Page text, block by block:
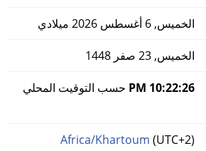
الخميس, 6 أغسطس 2026 ميلادي
الخميس, 23 صفر 1448
10:22:26 PM
حسب التوقيت المحلي
Africa/Khartoum (UTC+2)